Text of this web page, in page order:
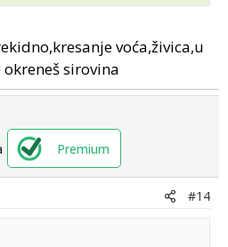
voća,živica,u
sirovina
Premium
#14